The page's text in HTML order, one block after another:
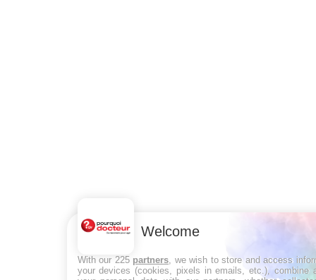
Welcome
With our 225 partners , we wish to store and access
your devices (cookies, pixels in emails, etc.), combine